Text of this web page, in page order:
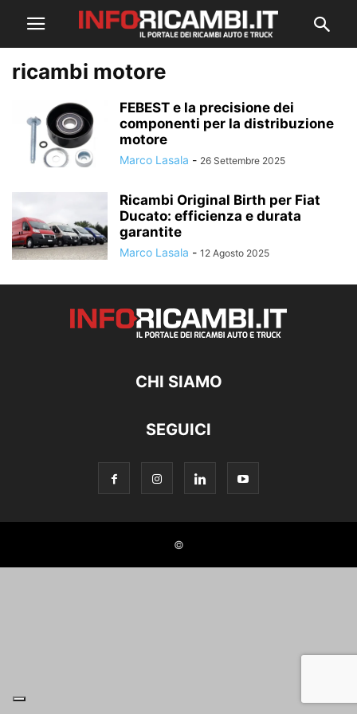
ricambi motore
FEBEST e la precisione dei
componenti per la distribuzione
motore
Marco Lasala - 26 Settembre 2025
Ricambi Original Birth per Fiat
Ducato: efficienza e durata
garantite
Marco Lasala - 12 Agosto 2025
CHI SIAMO
SEGUICI
©